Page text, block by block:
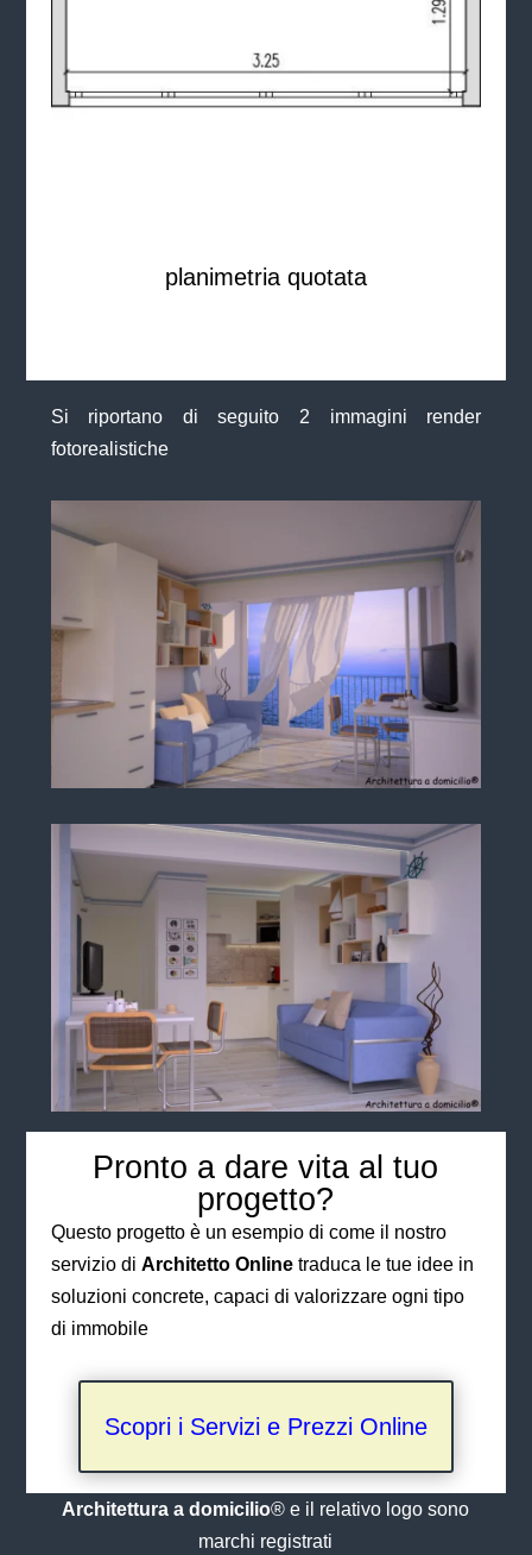
planimetria quotata
Si riportano di seguito 2 immagini render
fotorealistiche
Pronto a dare vita al tuo
progetto?
Questo progetto è un esempio di come il nostro
servizio di Architetto Onlinetraduca le tue idee in
soluzioni concrete, capaci di valorizzare ogni tipo
di immobile
Scopri i Servizi e Prezzi Online
Architettura a domicilio® e il relativo logo sono
marchi registrati